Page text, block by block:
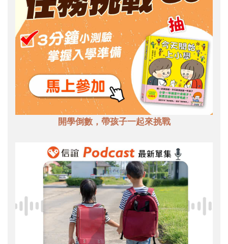
開學倒數，帶孩子一起來挑戰